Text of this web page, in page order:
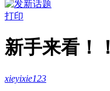
打印
新手来看！！
xieyixie123